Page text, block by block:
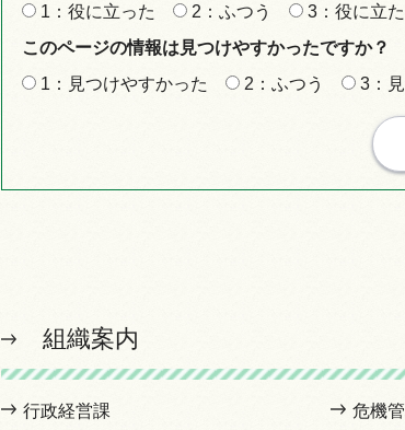
1：役に立った
2：ふつう
3：役に立
このページの情報は見つけやすかったですか？
1：見つけやすかった
2：ふつう 3：
組織案内
行政経営課 危機